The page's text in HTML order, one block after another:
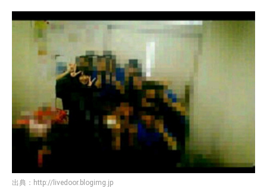
出典： http://livedoor.blogimg.jp